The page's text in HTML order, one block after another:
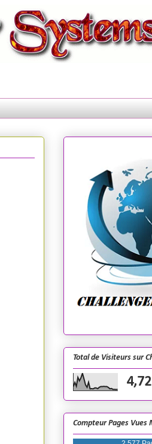
Total de Visiteurs sur
Compteur Pages Vues